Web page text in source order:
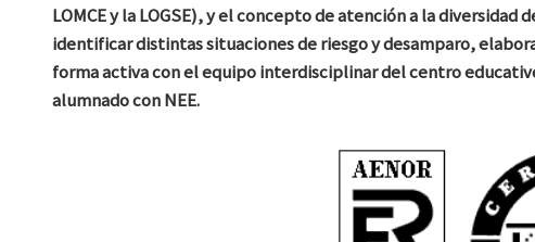
LOMCE y la LOGSE), y el concepto de atención a la diversidad
identificar distintas situaciones de riesgo y desamparo,
forma activa con el equipo interdisciplinar del centro
alumnado con NEE.